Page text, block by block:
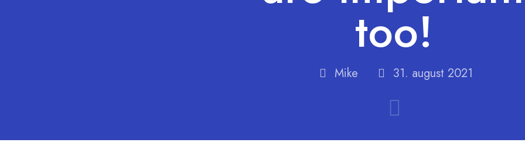
too!
Mike 31. august 2021